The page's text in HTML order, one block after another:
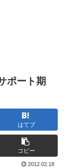
ポート期
はてブ
コピー
2012.02.18